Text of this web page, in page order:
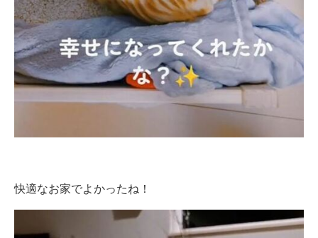
快適なお家でよかったね！